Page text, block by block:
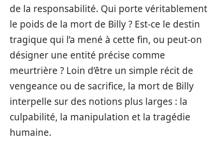
de la responsabilité. Qui porte véritablement
le poids de la mort de Billy ? Est-ce le destin
tragique qui l’a mené à cette fin, ou peut-on
désigner une entité précise comme
meurtrière ? Loin d’être un simple récit de
vengeance ou de sacrifice, la mort de Billy
interpelle sur des notions plus larges : la
culpabilité, la manipulation et la tragédie
humaine.